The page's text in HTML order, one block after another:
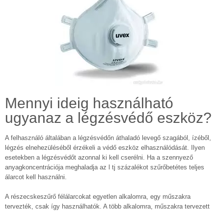
Mennyi ideig használható
ugyanaz a légzésvédő eszköz?
A felhasználó általában a légzésvédőn áthaladó levegő szagából, ízéből,
légzés elnehezüléséből érzékeli a védő eszköz elhasználódását. Ilyen
esetekben a légzésvédőt azonnal ki kell cserélni. Ha a szennyező
anyagkoncentrációja meghaladja az l tj százalékot szűrőbetétes teljes
álarcot kell használni.
A részecskeszűrő félálarcokat egyetlen alkalomra, egy műszakra
tervezték, csak így használhatók. A több alkalomra, műszakra tervezett